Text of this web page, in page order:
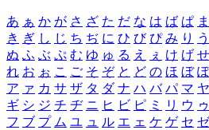
あ ぁ か が さ ざ た だ な は ば ぱ ま
き ぎ し じ ち ぢ に ひ び ぴ み り う
ぬ ふ ぶ ぷ む ゆ ゅ る え ぇ け げ せ
れ お ぉ こ ご そ ぞ と ど の ほ ぼ ぽ
ア ァ カ サ ザ タ ダ ナ ハ バ パ マ ヤ
ギ シ ジ チ ヂ ニ ヒ ビ ピ ミ リ ウ ゥ
フ ブ プ ム ユ ュ ル エ ェ ケ ゲ セ ゼ